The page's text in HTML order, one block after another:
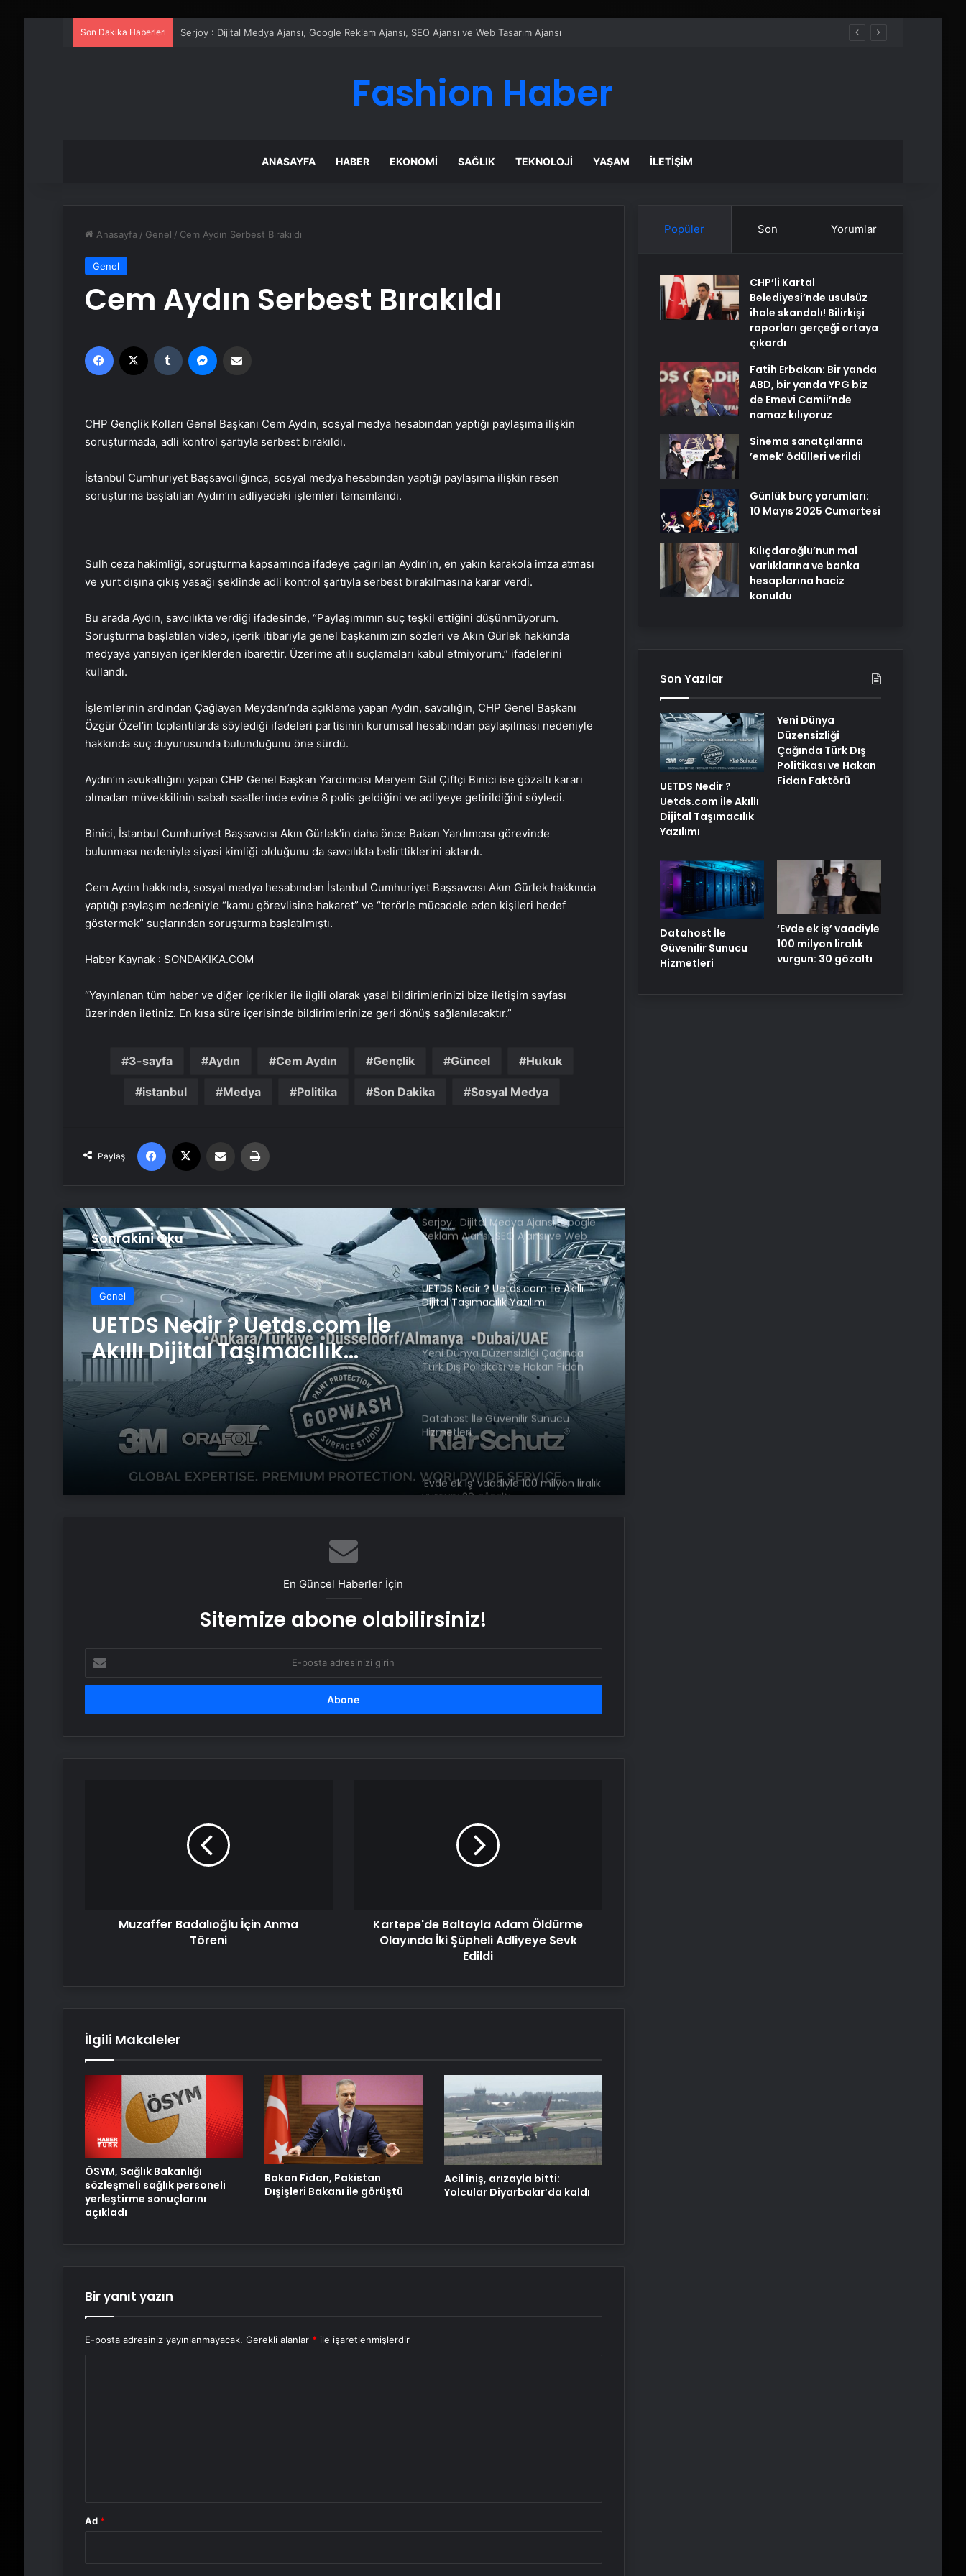
Son Dakika Haberleri UETDS Nedir ? Uetds.com İle Akıllı Dijital Taşımacılık Yazılımı
Fashion Haber
ANASAYFA HABER EKONOMI SAĞLIK TEKNOLOJI YAŞAM İLETIŞIM
Anasayfa / Genel / Cem Aydın Serbest Bırakıldı
Genel
Cem Aydın Serbest Bırakıldı
Facebook Tumblr
CHP Gençlik Kolları Genel Başkanı Cem Aydın, sosyal medya hesabından yaptığı paylaşıma ilişkin
soruşturmada, adli kontrol şartıyla serbest bırakıldı.
İstanbul Cumhuriyet Başsavcılığınca, sosyal medya hesabından yaptığı paylaşıma ilişkin resen
soruşturma başlatılan Aydın’ın adliyedeki işlemleri tamamlandı.
Sulh ceza hakimliği, soruşturma kapsamında ifadeye çağırılan Aydın’ın, en yakın karakola imza atması
ve yurt dışına çıkış yasağı şeklinde adli kontrol şartıyla serbest bırakılmasına karar verdi.
Bu arada Aydın, savcılıkta verdiği ifadesinde, “Paylaşımımın suç teşkil ettiğini düşünmüyorum.
Soruşturma başlatılan video, içerik itibarıyla genel başkanımızın sözleri ve Akın Gürlek hakkında
medyaya yansıyan içeriklerden ibarettir. Üzerime atılı suçlamaları kabul etmiyorum.” ifadelerini
kullandı.
İşlemlerinin ardından Çağlayan Meydanı’nda açıklama yapan Aydın, savcılığın, CHP Genel Başkanı
Özgür Özel’in toplantılarda söylediği ifadeleri partisinin kurumsal hesabından paylaşılması nedeniyle
hakkında suç duyurusunda bulunduğunu öne sürdü.
Aydın’ın avukatlığını yapan CHP Genel Başkan Yardımcısı Meryem Gül Çiftçi Binici ise gözaltı kararı
olmadan müvekkilinin sabah saatlerinde evine 8 polis geldiğini ve adliyeye getirildiğini söyledi.
Binici, İstanbul Cumhuriyet Başsavcısı Akın Gürlek’in daha önce Bakan Yardımcısı görevinde
bulunması nedeniyle siyasi kimliği olduğunu da savcılıkta belirttiklerini aktardı.
Cem Aydın hakkında, sosyal medya hesabından İstanbul Cumhuriyet Başsavcısı Akın Gürlek hakkında
yaptığı paylaşım nedeniyle “kamu görevlisine hakaret” ve “terörle mücadele eden kişileri hedef
göstermek” suçlarından soruşturma başlatılmıştı.
Haber Kaynak : SONDAKIKA.COM
“Yayınlanan tüm haber ve diğer içerikler ile ilgili olarak yasal bildirimlerinizi bize iletişim sayfası
üzerinden iletiniz. En kısa süre içerisinde bildirimlerinize geri dönüş sağlanılacaktır.”
3-sayfa Aydın Cem Aydın Gençlik Güncel Hukuk
istanbul Medya Politika Son Dakika Sosyal Medya
Paylaş
Facebook Email'den paylaş
Sonrakini Oku
Genel
UETDS Nedir ? Uetds.com İle
Akıllı Dijital Taşımacılık
Yazılımı
Engelliler görüşülecekti, yeter sayısı
kurduğumuz kader ortaklığı
güncelleniyor
Boşanma aşamasındaydı… Damat
Serjoy : Dijital Medya Ajansı, Google
Reklam Ajansı, SEO Ajansı ve Web
Tasarım Ajansı
UETDS Nedir ? Uetds.com İle Akıllı
Dijital Taşımacılık Yazılımı
Yeni Dünya Düzensizliği Çağında
Türk Dış Politikası ve Hakan Fidan
Faktörü
Datahost İle Güvenilir Sunucu
Hizmetleri
‘Evde ek iş’ vaadiyle 100 milyon liralık
vurgun: 30 gözaltı
DEM Partili Bakırhan: 1071’de
kurduğumuz kader ortaklığı
Serjoy : Dijital Medya Ajansı, Google
UETDS Nedir ? Uetds.com İle Akıllı
Dijital Taşımacılık Yazılımı
‘Evde ek iş’ vaadiyle 100 milyon liralık
vurgun: 30 gözaltı
En Güncel Haberler İçin
Sitemize abone olabilirsiniz!
posta
adresinizi
Muzaffer Badalıoğlu İçin Anma
Töreni
EdildiKartepe'de Baltayla Adam Öldürme
Olayında İki Şüpheli Adliyeye Sevk
Edildi
İlgili Makaleler
ÖSYM, Sağlık Bakanlığı
sözleşmeli sağlık personeli
yerleştirme sonuçlarını
açıkladı
Bakan Fidan, Pakistan
Dışişleri Bakanı ile görüştü
Acil iniş, arızayla bitti:
Yolcular Diyarbakır’da kaldı
Bir yanıt yazın
E-posta adresiniz yayınlanmayacak. Gerekli alanlar * ile işaretlenmişlerdir
Ad *
Popüler Son Yorumlar
CHP’li Kartal
Belediyesi’nde usulsüz
ihale skandalı! Bilirkişi
raporları gerçeği ortaya
çıkardı
Fatih Erbakan: Bir yanda
ABD, bir yanda YPG biz
de Emevi Camii’nde
namaz kılıyoruz
Sinema sanatçılarına
’emek’ ödülleri verildi
Günlük burç yorumları:
10 Mayıs 2025 Cumartesi
Kılıçdaroğlu’nun mal
varlıklarına ve banka
hesaplarına haciz
konuldu
Son Yazılar
UETDS Nedir ?
Uetds.com İle Akıllı
Dijital Taşımacılık
Yazılımı
Yeni Dünya
Düzensizliği
Çağında Türk Dış
Politikası ve Hakan
Fidan Faktörü
Datahost İle
Güvenilir Sunucu
Hizmetleri
‘Evde ek iş’ vaadiyle
100 milyon liralık
vurgun: 30 gözaltı